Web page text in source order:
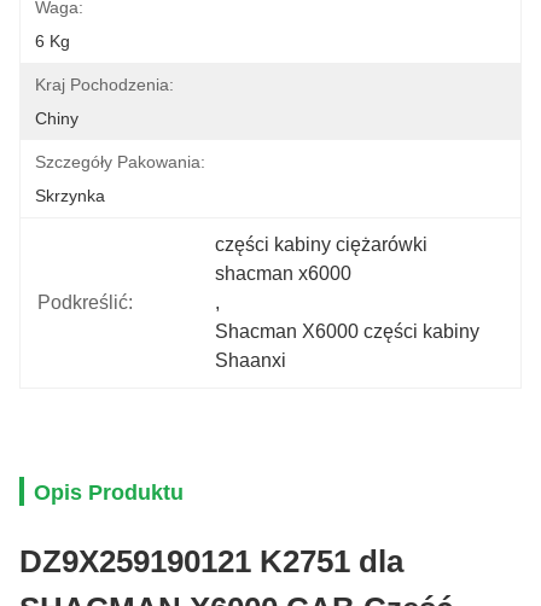
Waga:
6 Kg
Kraj Pochodzenia:
Chiny
Szczegóły Pakowania:
Skrzynka
Podkreślić:
części kabiny ciężarówki
shacman x6000
,
Shacman X6000 części kabiny
Shaanxi
Opis Produktu
DZ9X259190121 K2751 dla